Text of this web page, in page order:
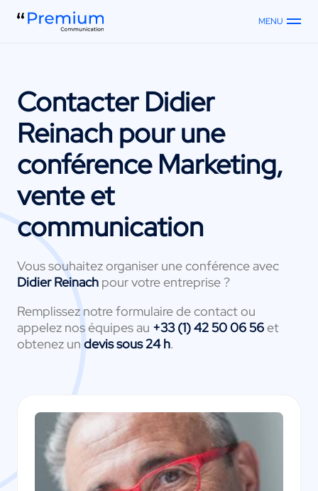
MENU
ContacterDidier
Reinachpour une
conférence Marketing,
vente et
communication
Vous souhaitez organiser une conférence avec
Didier Reinach pour votre entreprise ?
Remplissez notre formulaire de contact ou
appelez nos équipes au +33 (1) 42 50 06 56et
obtenez un devis sous 24 h.